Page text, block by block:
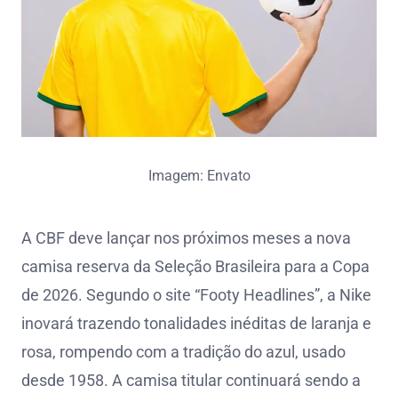
Imagem: Envato
A CBF deve lançar nos próximos meses a nova
camisa reserva da Seleção Brasileira para a Copa
de 2026. Segundo o site “Footy Headlines”, a Nike
inovará trazendo tonalidades inéditas de laranja e
rosa, rompendo com a tradição do azul, usado
desde 1958. A camisa titular continuará sendo a